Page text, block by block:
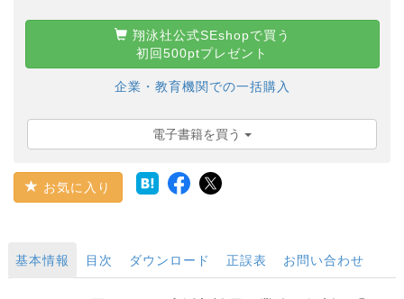
翔泳社公式SEshopで買う
初回500ptプレゼント
企業・教育機関での一括購入
電子書籍を買う
お気に入り
基本情報 目次 ダウンロード 正誤表 お問い合わせ